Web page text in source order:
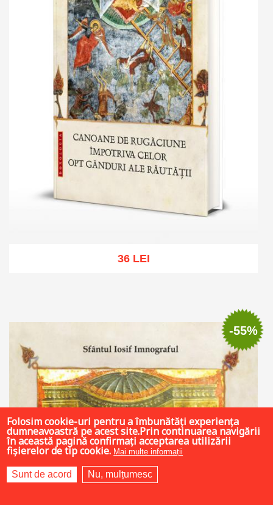
36 LEI
-55%
Folosim cookie-uri pentru a îmbunătăți experiența
dumneavoastră pe acest site.Prin continuarea navigării
în această pagină confirmați acceptarea utilizării
fișierelor de tip cookie. Mai multe informații
Sunt de acord Nu, mulțumesc